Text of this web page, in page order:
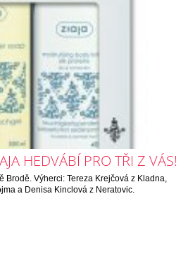
HEDVÁBÍ PRO TŘI Z VÁS!
Výherci: Tereza Krejčová z Kladna,
a Denisa Kinclová z Neratovic.